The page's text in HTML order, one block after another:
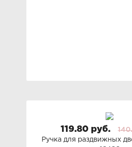
119.80 руб.
Ручка для раздвижных